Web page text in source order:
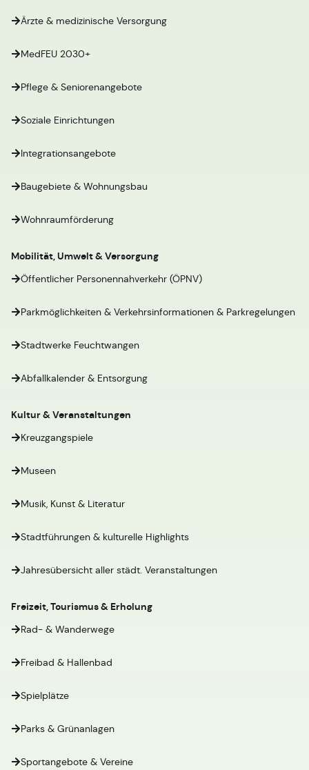
Ärzte & medizinische Versorgung
MedFEU 2030+
Pflege & Seniorenangebote
Soziale Einrichtungen
Integrationsangebote
Baugebiete & Wohnungsbau
Wohnraumförderung
Mobilität, Umwelt & Versorgung
Öffentlicher Personennahverkehr (ÖPNV)
Parkmöglichkeiten & Verkehrsinformationen & Parkregelungen
Stadtwerke Feuchtwangen
Abfallkalender & Entsorgung
Kultur & Veranstaltungen
Kreuzgangspiele
Museen
Musik, Kunst & Literatur
Stadtführungen & kulturelle Highlights
Jahresübersicht aller städt. Veranstaltungen
Freizeit, Tourismus & Erholung
Rad- & Wanderwege
Freibad & Hallenbad
Spielplätze
Parks & Grünanlagen
Sportangebote & Vereine